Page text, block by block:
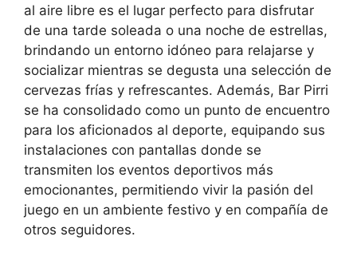
al aire libre es el lugar perfecto para disfrutar
de una tarde soleada o una noche de estrellas,
brindando un entorno idóneo para relajarse y
socializar mientras se degusta una selección de
cervezas frías y refrescantes. Además, Bar Pirri
se ha consolidado como un punto de encuentro
para los aficionados al deporte, equipando sus
instalaciones con pantallas donde se
transmiten los eventos deportivos más
emocionantes, permitiendo vivir la pasión del
juego en un ambiente festivo y en compañía de
otros seguidores.